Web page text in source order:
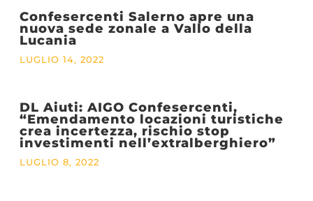
Confesercenti Salerno apre una
nuova sede zonale a Vallo della
Lucania
LUGLIO 14, 2022
DL Aiuti: AIGO Confesercenti,
“Emendamento locazioni turistiche
crea incertezza, rischio stop
investimenti nell’extralberghiero”
LUGLIO 8, 2022